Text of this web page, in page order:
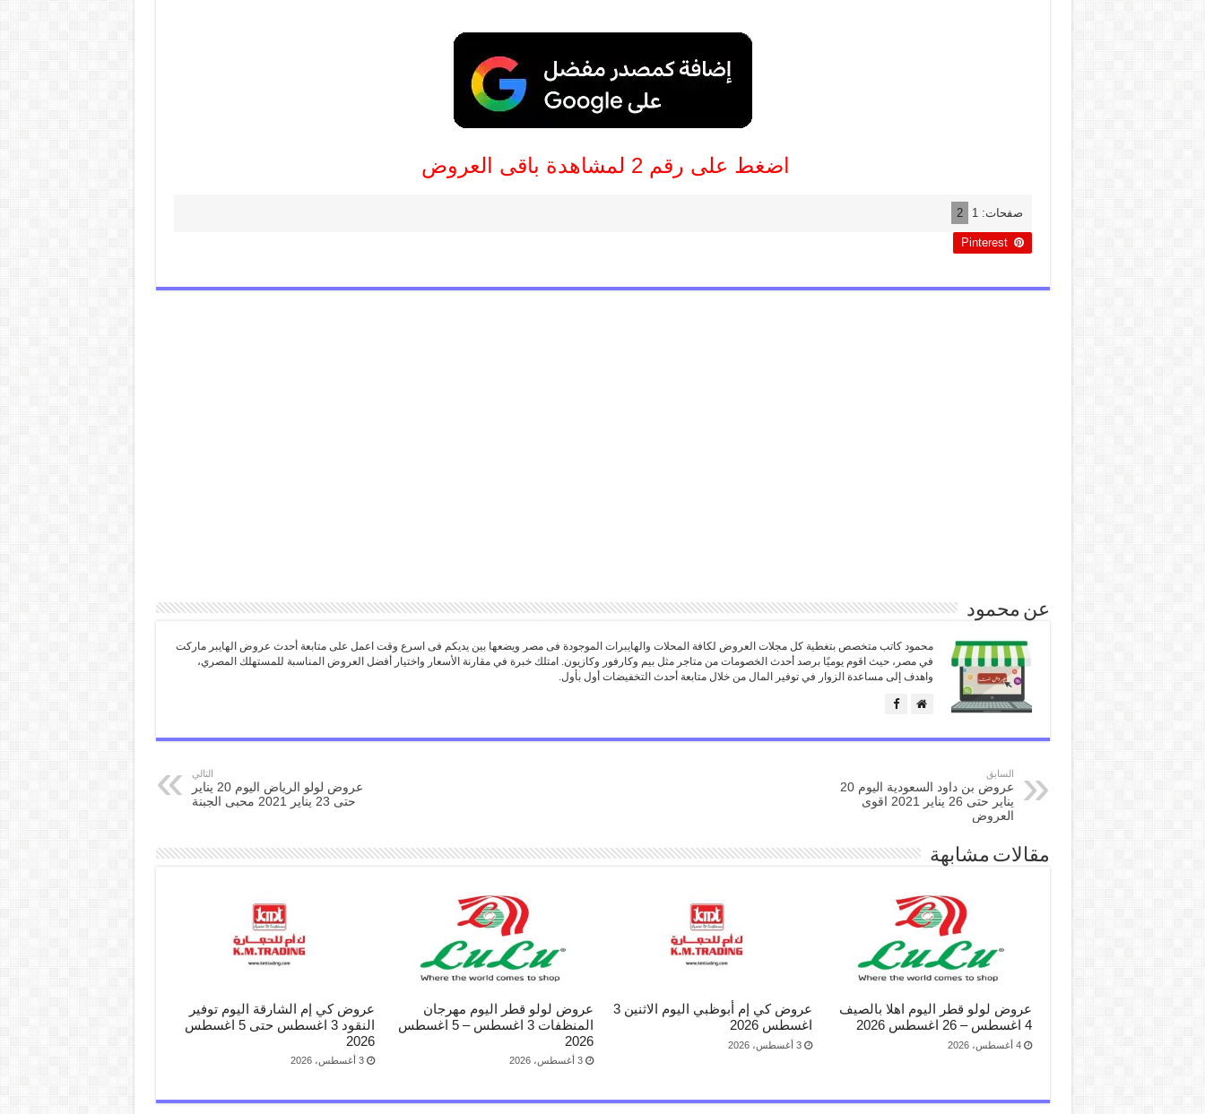
اضغط على رقم 2 لمشاهدة باقى العروض
صفحات:1
2
Pinterest
عن محمود
محمود كاتب متخصص بتغطية كل مجلات العروض لكافة المحلات والهايبرات الموجودة فى مصر ويضعها بين يديكم فى اسرع وقت اعمل على متابعة أحدث عروض الهايبر ماركت
في مصر، حيث اقوم يوميًا برصد أحدث الخصومات من متاجر مثل بيم وكارفور وكازيون. امتلك خبرة في مقارنة الأسعار واختيار أفضل العروض المناسبة للمستهلك المصري،
واهدف إلى مساعدة الزوار في توفير المال من خلال متابعة أحدث التخفيضات أول بأول.
السابق
عروض بن داود السعودية اليوم 20
يناير حتى 26 يناير 2021 اقوى
العروض
التالي
عروض لولو الرياض اليوم 20 يناير
حتى 23 يناير 2021 محبى الجبنة
مقالات مشابهة
عروض لولو قطر اليوم اهلا بالصيف
4 اغسطس – 26 اغسطس 2026
4 أغسطس، 2026
عروض كي إم أبوظبي اليوم الاثنين 3
اغسطس 2026
3 أغسطس، 2026
عروض لولو قطر اليوم مهرجان
المنظفات 3 اغسطس – 5 اغسطس
2026
3 أغسطس، 2026
عروض كي إم الشارقة اليوم توفير
النقود 3 اغسطس حتى 5 اغسطس
2026
3 أغسطس، 2026